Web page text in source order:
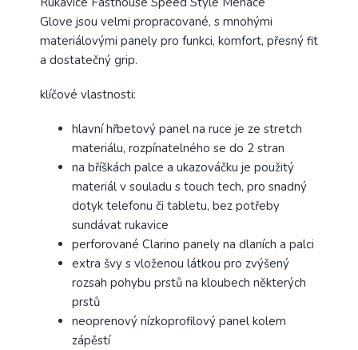
Glove jsou velmi propracované, s mnohými
materiálovými panely pro funkci, komfort, přesný fit
a dostatečný grip.
klíčové vlastnosti:
hlavní hřbetový panel na ruce je ze stretch
materiálu, rozpínatelného se do 2 stran
na bříškách palce a ukazováčku je použitý
materiál v souladu s touch tech, pro snadný
dotyk telefonu či tabletu, bez potřeby
sundávat rukavice
perforované Clarino panely na dlaních a palci
extra švy s vloženou látkou pro zvýšený
rozsah pohybu prstů na kloubech některých
prstů
neoprenový nízkoprofilový panel kolem
zápěstí